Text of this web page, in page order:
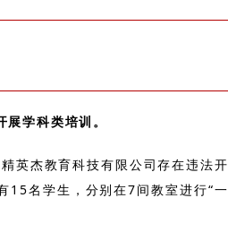
学科类培训。
英杰教育科技有限公司存在违法开
15名学生，分别在7间教室进行“一